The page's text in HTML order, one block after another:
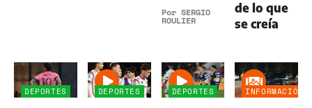
Por SERGIO
ROULIER
de lo que
se creía
DEPORTES DEPORTES DEPORTES
INFORMACIÓN